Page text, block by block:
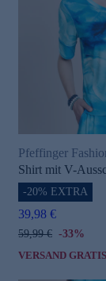
Pfeffinger
Shirt mit V-
-20% EXTRA
39,98 €
59,99 € -33%
VERSAND GRATIS